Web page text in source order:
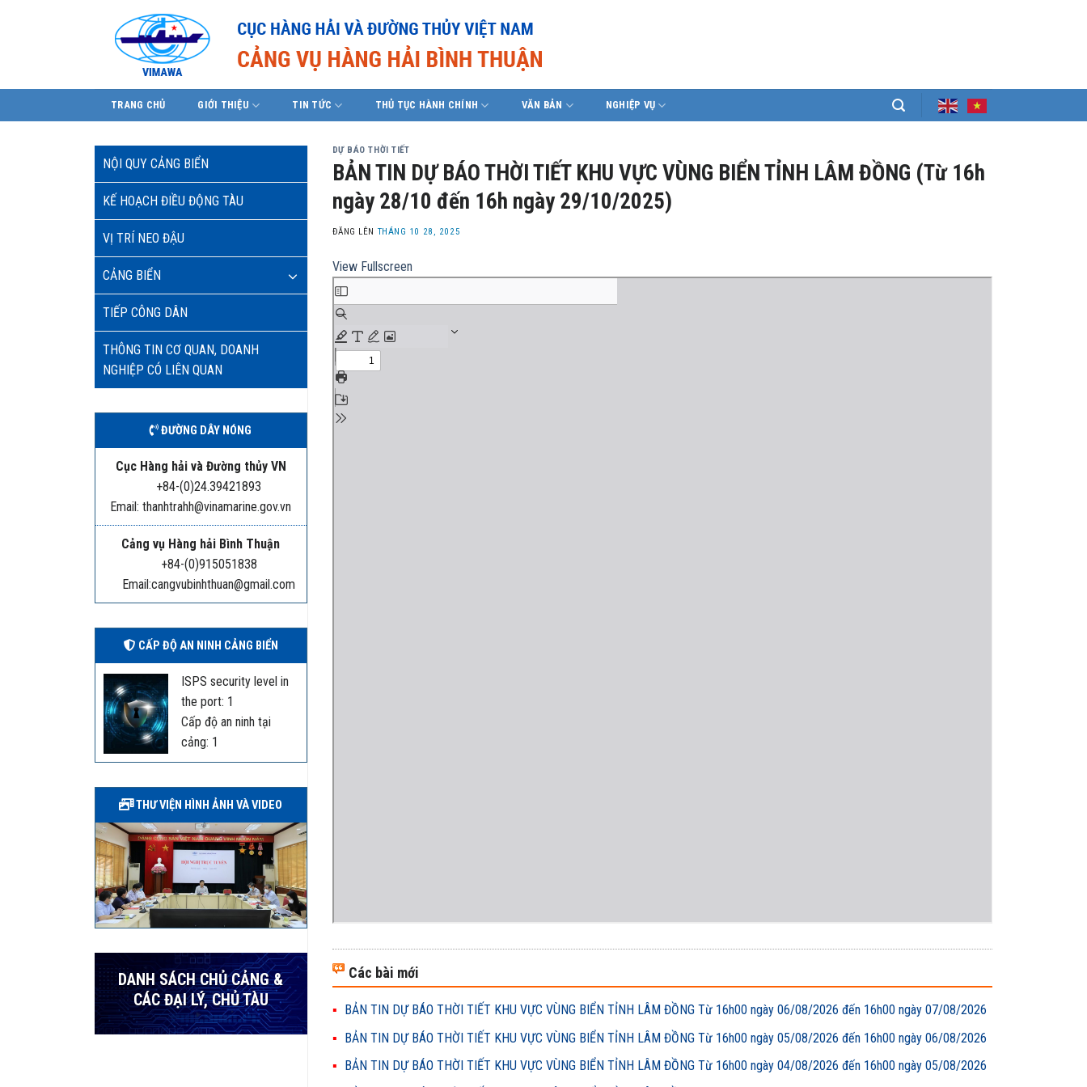
TRANG CHỦ GIỚI THIỆU TIN TỨC THỦ TỤC HÀNH CHÍNH VĂN BẢN NGHIỆP VỤ
NỘI QUY CẢNG BIỂN
KẾ HOẠCH ĐIỀU ĐỘNG TÀU
VỊ TRÍ NEO ĐẬU
CẢNG BIỂN
TIẾP CÔNG DÂN
THÔNG TIN CƠ QUAN, DOANH
NGHIỆP CÓ LIÊN QUAN
ĐƯỜNG DÂY NÓNG
Cục Hàng hải và Đường thủy VN
+84-(0)24.39421893
Email: thanhtrahh@vinamarine.gov.vn
Cảng vụ Hàng hải Bình Thuận
+84-(0)915051838
Email:cangvubinhthuan@gmail.com
CẤP ĐỘ AN NINH CẢNG BIỂN
ISPS security level in
the port: 1
Cấp độ an ninh tại
cảng: 1
THƯ VIỆN HÌNH ẢNH VÀ VIDEO
DANH SÁCH CHỦ CẢNG &
CÁC ĐẠI LÝ, CHỦ TÀU
DỰ BÁO THỜI TIẾT
BẢN TIN DỰ BÁO THỜI TIẾT KHU VỰC VÙNG BIỂN TỈNH LÂM ĐỒNG (Từ 16h
ngày 28/10 đến 16h ngày 29/10/2025)
ĐĂNG LÊN THÁNG 10 28, 2025
View Fullscreen
Các bài mới
BẢN TIN DỰ BÁO THỜI TIẾT KHU VỰC VÙNG BIỂN TỈNH LÂM ĐỒNG Từ 16h00 ngày 06/08/2026 đến 16h00 ngày 07/08/2026
BẢN TIN DỰ BÁO THỜI TIẾT KHU VỰC VÙNG BIỂN TỈNH LÂM ĐỒNG Từ 16h00 ngày 05/08/2026 đến 16h00 ngày 06/08/2026
BẢN TIN DỰ BÁO THỜI TIẾT KHU VỰC VÙNG BIỂN TỈNH LÂM ĐỒNG Từ 16h00 ngày 04/08/2026 đến 16h00 ngày 05/08/2026